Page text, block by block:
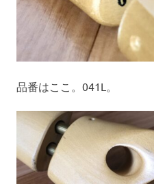
品番はここ。041L。